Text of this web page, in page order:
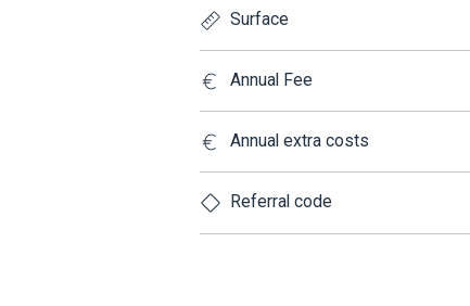
Surface
Annual Fee
Annual extra costs
Referral code